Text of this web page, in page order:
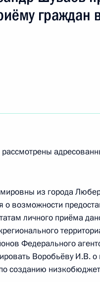
приёму граждан в
по результатам
Российской
Федерального
Президента
2016 года
граждан
из города
о возможности
личного приёма
Федерального
Воробьёву И.В. о
созданию